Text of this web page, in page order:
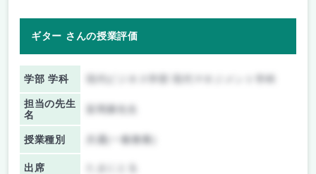
ギター さんの授業評価
学部 学科
担当の先生
名
授業種別 共通(一般教養)
出席